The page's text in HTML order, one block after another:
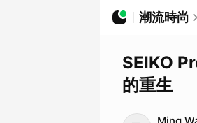
潮流時尚
SEIKO
的重生